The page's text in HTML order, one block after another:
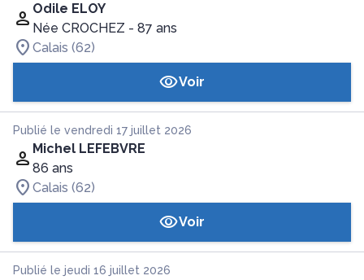
Odile ELOY
Née CROCHEZ - 87 ans
Calais (62)
Voir
Publié le vendredi 17 juillet 2026
Michel LEFEBVRE
86 ans
Calais (62)
Voir
Publié le jeudi 16 juillet 2026